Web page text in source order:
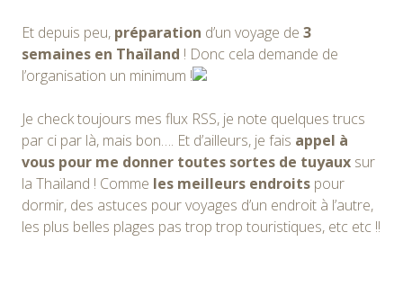
Et depuis peu, préparation d’un voyage de 3
semaines en Thaïland ! Donc cela demande de
l’organisation un minimum !
Je check toujours mes flux RSS, je note quelques trucs
par ci par là, mais bon…. Et d’ailleurs, je fais appel à
vous pour me donner toutes sortes de tuyaux sur
la Thaïland ! Comme les meilleurs endroits pour
dormir, des astuces pour voyages d’un endroit à l’autre,
les plus belles plages pas trop trop touristiques, etc etc !!